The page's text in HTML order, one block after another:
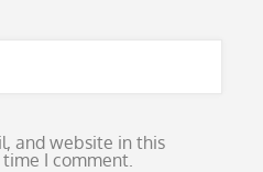
and website in this
I comment.